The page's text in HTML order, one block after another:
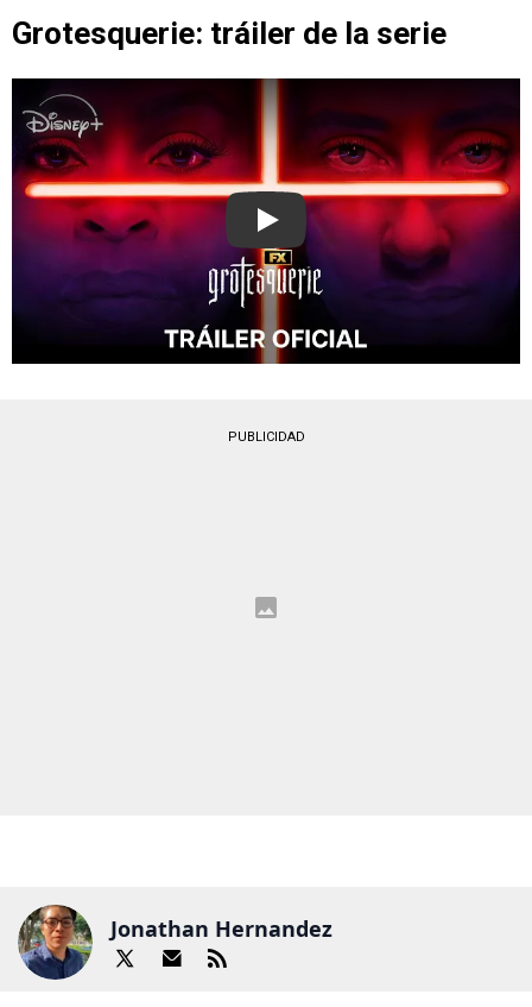
Grotesquerie: tráiler de la serie
Play
PUBLICIDAD
Jonathan Hernandez